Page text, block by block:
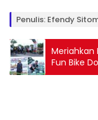
Penulis: Efendy
Meriahkan
Fun Bike
Sehat